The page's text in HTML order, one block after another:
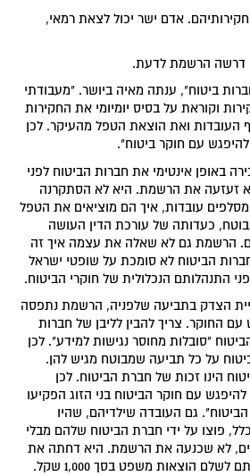
אדם ישר יכול לצאת רמאי,
דרשה הרשמת לדעת.
ביטוח", ענתה מאיה ביושר. "מעבודתי
וקוראת על בסיס יומיומי את החקירות
העובדות ואת הוצאת הטפל מהעיקר. לכן
להיפגש עם חוקר ביטוח".
באופן אינטימי את חברות הביטוח לפני
לא זעזעה את הרשמת. היא לא הסתקרנה
מסלפים עובדות, איך הם מוציאים את הטפל
כעדותה של עורכת הדין העושה
הרשמת גם לא שאלה את עצמה איך זה
הביטוח לא סומכת על שופטי ישראל
התנהלותם הנכלולית של חוקרי הביטוח.
הצדק בתביעה שלפניה, הרשמת נתפסה
החוקר. צריך להבין לליבן של חברות
"סובלות מחוסר נגישות למידע". לכן
על כל תביעה שמבוטח מגיש להן.
הינו זכות של חברת הביטוח. לכן
עם חוקר הביטוח בני הזוג הפקיעו
גם העובדה שילדיהם, שהיו
פוצו על ידי חברת הביטוח שלהם מבלי
לא שכנעה את הרשמת. היא דחתה את
הוצאות משפט בסך 1,000 שקל.